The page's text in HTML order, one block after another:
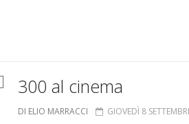
300 al cinema
DI ELIO MARRACCI GIOVEDÌ 8